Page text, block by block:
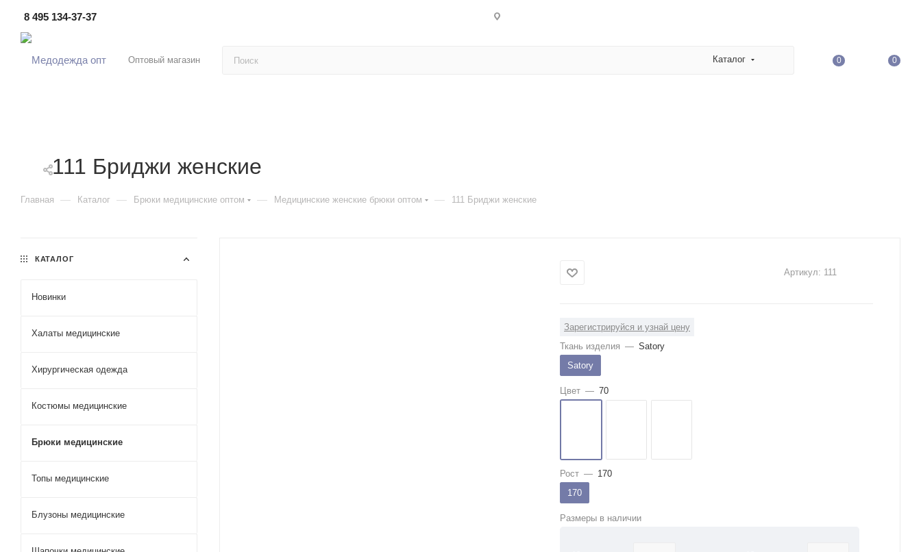
8 495 134-37-37
Оптовый магазин Каталог 0 0
111 Бриджи женские
Главная — Каталог — Брюки медицинские оптом — Медицинские женские брюки оптом — 111 Бриджи женские
Артикул: 111
Зарегистрируйся и узнай цену
Ткань изделия — Satory
Satory
Цвет — 70
Рост — 170
170
Размеры в наличии
КАТАЛОГ
Новинки
Халаты медицинские
Хирургическая одежда
Костюмы медицинские
Брюки медицинские
Топы медицинские
Блузоны медицинские